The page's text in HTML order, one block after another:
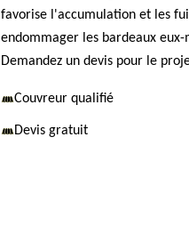
favorise l'accumulation et les
endommager les bardeaux
Demandez un devis pour le
Couvreur qualifié
Devis gratuit